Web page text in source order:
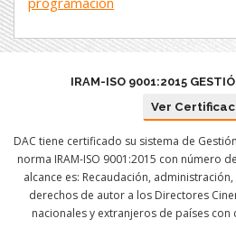
IRAM-ISO 9001:2015
Ver
DAC tiene certificado su sistema de
norma IRAM-ISO 9001:2015 con número
alcance es: Recaudación,
derechos de autor a los Directores
nacionales y extranjeros de países